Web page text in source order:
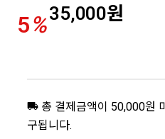
5%35,000원
총 결제금액이 50,000원
구됩니다.